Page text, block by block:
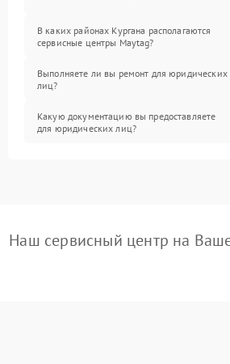
В каких районах Кургана располагаются
сервисные центры Maytag?
Выполняете ли вы ремонт для юридических
лиц?
Какую документацию вы предоставляете
для юридических лиц?
Наш сервисный центр на